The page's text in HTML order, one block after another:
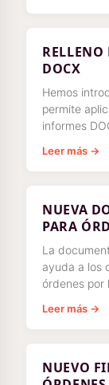
DOCX
Hemos
permite
informes
Leer más →
NUEVA
PARA
La
ayuda a los
órdenes por
Leer más →
NUEVO